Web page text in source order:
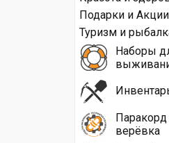
Подарки и Акции
Туризм и
Наборы
Паракорд
верёвка